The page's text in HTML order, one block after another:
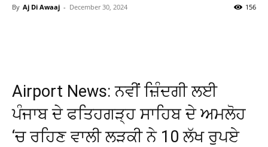
By Aj Di Awaaj - December 30, 2024 156
Airport News: ਨਵੀਂ ਜ਼ਿੰਦਗੀ ਲਈ
ਪੰਜਾਬ ਦੇ ਫਤਿਹਗੜ੍ਹ ਸਾਹਿਬ ਦੇ ਅਮਲੋਹ
‘ਚ ਰਹਿਣ ਵਾਲੀ ਲੜਕੀ ਨੇ 10 ਲੱਖ ਰੁਪਏ